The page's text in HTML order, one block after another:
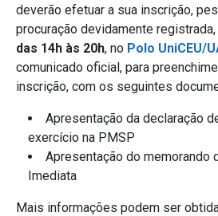
deverão efetuar a sua inscrição,
procuração devidamente
das 14h às 20h, no Polo UniCEU/
comunicado oficial, para
inscrição, com os seguintes
Apresentação da declaração
exercício na PMSP
Apresentação do memorando
Imediata
Mais informações podem ser